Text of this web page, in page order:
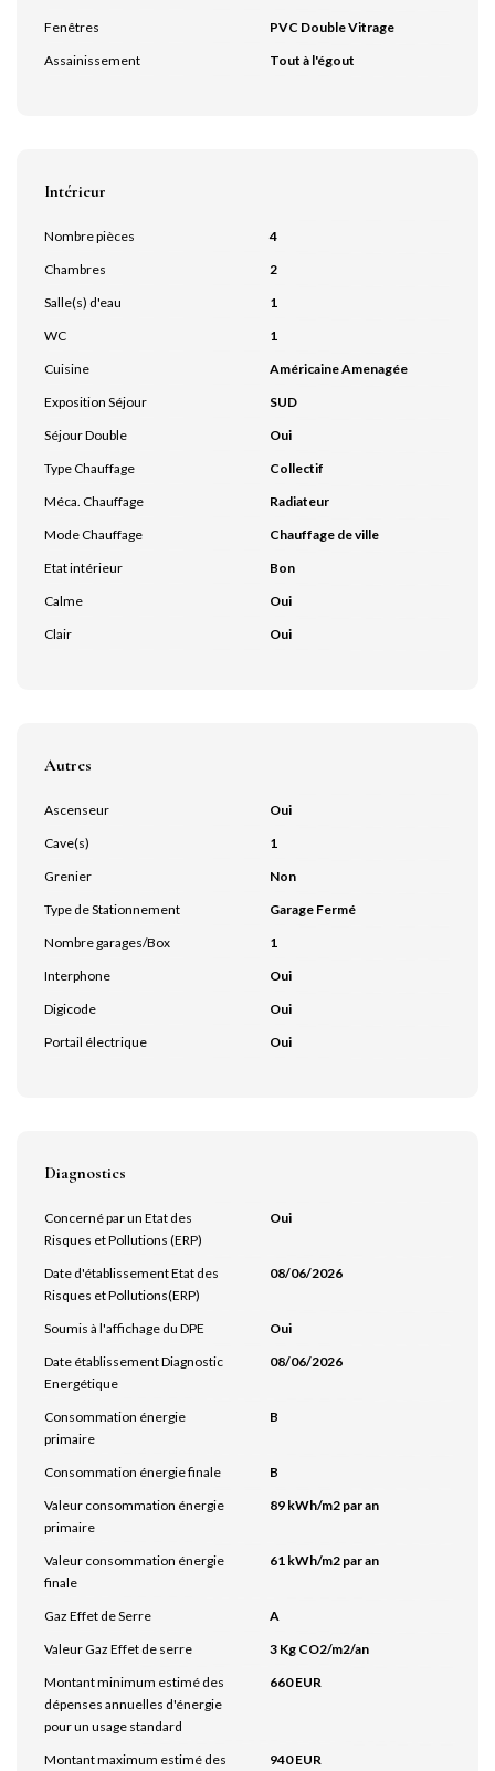
Fenêtres
PVC Double Vitrage
Assainissement
Tout à l'égout
Intérieur
Nombre pièces
4
Chambres
2
Salle(s) d'eau
1
WC
1
Cuisine
Américaine Amenagée
Exposition Séjour
SUD
Séjour Double
Oui
Type Chauffage
Collectif
Méca. Chauffage
Radiateur
Mode Chauffage
Chauffage de ville
Etat intérieur
Bon
Calme
Oui
Clair
Oui
Autres
Ascenseur
Oui
Cave(s)
1
Grenier
Non
Type de Stationnement
Garage Fermé
Nombre garages/Box
1
Interphone
Oui
Digicode
Oui
Portail électrique
Oui
Diagnostics
Concerné par un Etat des
Risques et Pollutions (ERP)
Oui
Date d'établissement Etat des
Risques et Pollutions(ERP)
08/06/2026
Soumis à l'affichage du DPE
Oui
Date établissement Diagnostic
Energétique
08/06/2026
Consommation énergie
primaire
B
Consommation énergie finale
B
Valeur consommation énergie
primaire
89 kWh/m2 par an
Valeur consommation énergie
finale
61 kWh/m2 par an
Gaz Effet de Serre
A
Valeur Gaz Effet de serre
3 Kg CO2/m2/an
Montant minimum estimé des
dépenses annuelles d'énergie
pour un usage standard
660 EUR
Montant maximum estimé des
940 EUR